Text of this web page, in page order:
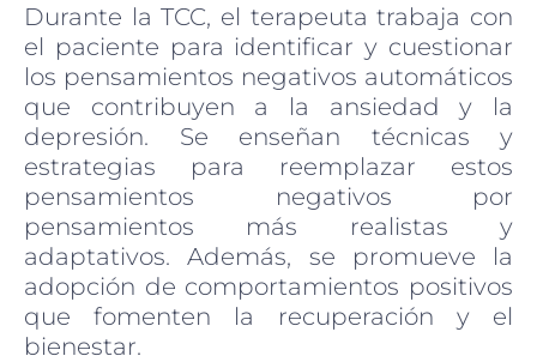
Durante la TCC, el terapeuta trabaja con
el paciente para identificar y cuestionar
los pensamientos negativos automáticos
que contribuyen a la ansiedad y la
depresión. Se enseñan técnicas y
estrategias para reemplazar estos
pensamientos negativos por
pensamientos más realistas y
adaptativos. Además, se promueve la
adopción de comportamientos positivos
que fomenten la recuperación y el
bienestar.